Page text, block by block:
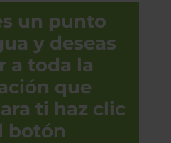
un punto
y deseas
a toda la
que
ti haz clic
botón